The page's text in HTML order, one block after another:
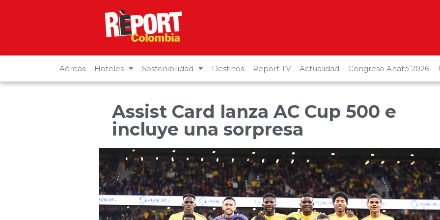
Aéreas Hoteles Sostenibilidad Destinos Report TV Actualidad Congreso Anato 2026
Assist Card lanza AC Cup 500 e
incluye una sorpresa